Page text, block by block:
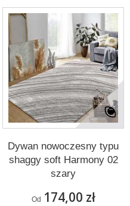
Dywan nowoczesny typu
shaggy soft Harmony 02
szary
Od 174,00 zł